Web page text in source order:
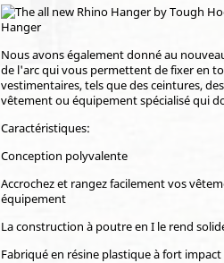
Nous avons également donné au
de l'arc qui vous permettent de fixer en
vestimentaires, tels que des ceintures,
vêtement ou équipement spécialisé qui
Caractéristiques:
Conception polyvalente
Accrochez et rangez facilement vos
équipement
La construction à poutre en I le rend
Fabriqué en résine plastique à fort impact